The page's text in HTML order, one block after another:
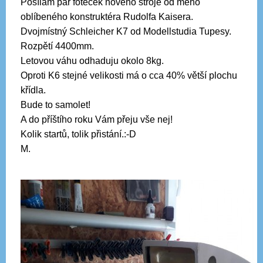
Posílám pár foteček nového stroje od mého
oblíbeného konstruktéra Rudolfa Kaisera.
Dvojmístný Schleicher K7 od Modellstudia Tupesy.
Rozpětí 4400mm.
Letovou váhu odhaduju okolo 8kg.
Oproti K6 stejné velikosti má o cca 40% větší plochu
křídla.
Bude to samolet!
A do příštího roku Vám přeju vše nej!
Kolik startů, tolik přistání.:-D
M.